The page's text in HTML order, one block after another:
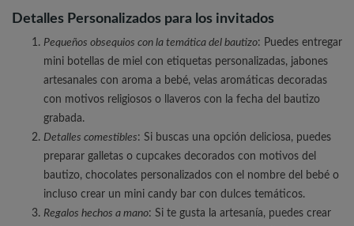
Detalles Personalizados para los invitados
Pequeños obsequios con la temática del bautizo: Puedes entregar
mini botellas de miel con etiquetas personalizadas, jabones
artesanales con aroma a bebé, velas aromáticas decoradas
con motivos religiosos o llaveros con la fecha del bautizo
grabada.
Detalles comestibles: Si buscas una opción deliciosa, puedes
preparar galletas o cupcakes decorados con motivos del
bautizo, chocolates personalizados con el nombre del bebé o
incluso crear un mini candy bar con dulces temáticos.
Regalos hechos a mano: Si te gusta la artesanía, puedes crear